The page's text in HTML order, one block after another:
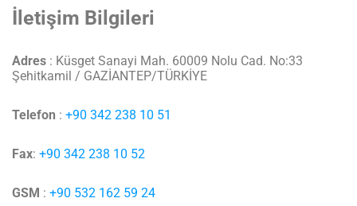
İletişim Bilgileri
Adres : Küsget Sanayi Mah. 60009 Nolu Cad. No:33
Şehitkamil / GAZİANTEP/TÜRKİYE
Telefon : +90 342 238 10 51
Fax: +90 342 238 10 52
GSM : +90 532 162 59 24